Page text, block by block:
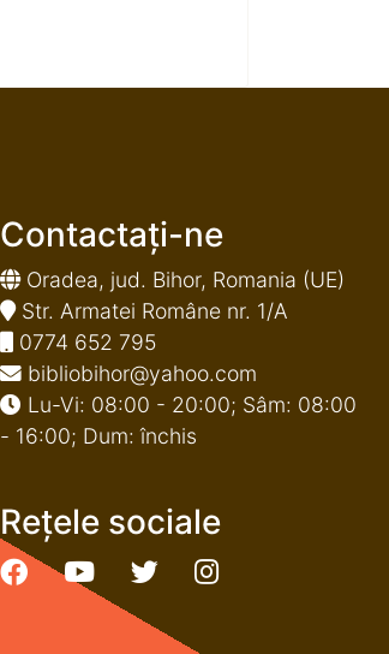
Contactați-ne
Oradea, jud. Bihor, Romania (UE)
Str. Armatei Române nr. 1/A
0774 652 795
bibliobihor@yahoo.com
Lu-Vi: 08:00 - 20:00; Sâm: 08:00
- 16:00; Dum: închis
Rețele sociale